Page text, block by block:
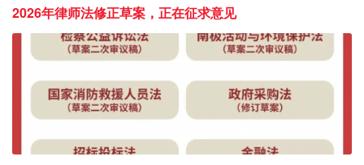
2026年律师法修正草案，正在征求意见